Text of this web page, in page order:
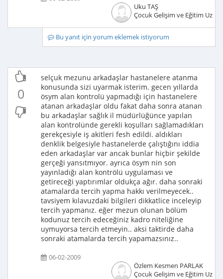
Uku TAŞ
Çocuk Gelişim ve Eğitim
Bu yanıt için yorum eklemek istiyorum
0
selçuk mezunu arkadaşlar hastanelere atanma
konusunda sizi uyarmak isterim. gecen yıllarda
ösym alan kontrolü yapmadığı için hastanelere
atanan arkadaşlar oldu fakat daha sonra atanan
bu arkadaşlar sağlık il müdürlüğünce yapılan
alan kontrolünde gerekli koşulları sağlamadıkları
gerekçesiyle iş akitleri fesh edildi. aldıkları
denklik belgesiyle hastanelerde çalıştığını iddia
eden arkadaşlar var ancak bunlar hiçbir şekilde
gerçeği yansıtmıyor. ayrıca ösym nin son
yayınladığı alan kontrölü uygulaması ve
getireceği yaptırımlar oldukça ağır. daha sonraki
atamalarda tercih yapma hakkı verilmeyecek..
tavsiyem kılavuzdaki bilgileri dikkatlice inceleyip
tercih yapmanız. eğer mezun olunan bölüm
kodunuz tercih edeceğiniz kadro niteliğine
uymuyorsa tercih etmeyin.. aksi taktirde daha
sonraki atamalarda tercih yapamazsınız..
06-02-2009
Özlem Kesmen PARLAK
Çocuk Gelişim ve Eğitim